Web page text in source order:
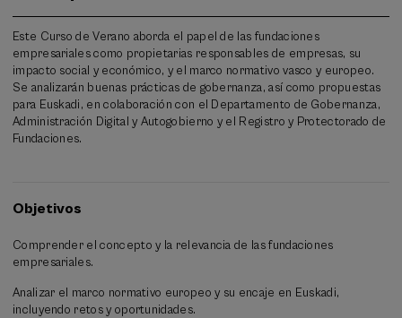
Este Curso de Verano aborda el papel de las fundaciones
empresariales como propietarias responsables de empresas, su
impacto social y económico, y el marco normativo vasco y europeo.
Se analizarán buenas prácticas de gobernanza, así como propuestas
para Euskadi, en colaboración con el Departamento de Gobernanza,
Administración Digital y Autogobierno y el Registro y Protectorado de
Fundaciones.
Objetivos
Comprender el concepto y la relevancia de las fundaciones
empresariales.
Analizar el marco normativo europeo y su encaje en Euskadi,
incluyendo retos y oportunidades.